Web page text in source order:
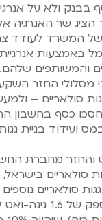
ולא על
שר האנרגיה
המשרד לעודד
באמצעות
והמשותפים שלהם.
מסלולי החזר
סולאריים –
כסף בחשבון
ועידוד בניית
והחזר מחברת
אלף גגות סולאריים
שיביא לתוספת